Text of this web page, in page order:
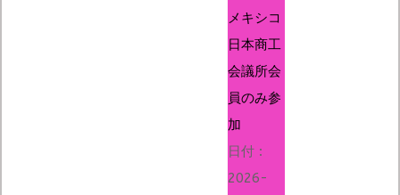
メキシコ
日本商工
会議所会
員のみ参
加
日付 :
2026-